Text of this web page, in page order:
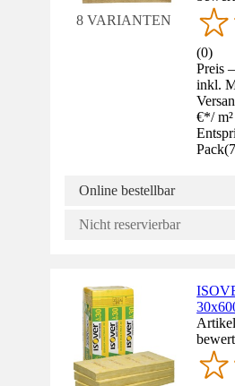
8 VARIANTEN
(0)
Preis
inkl.
€*/ m²
Pack(
Online bestellbar
Nicht reservierbar